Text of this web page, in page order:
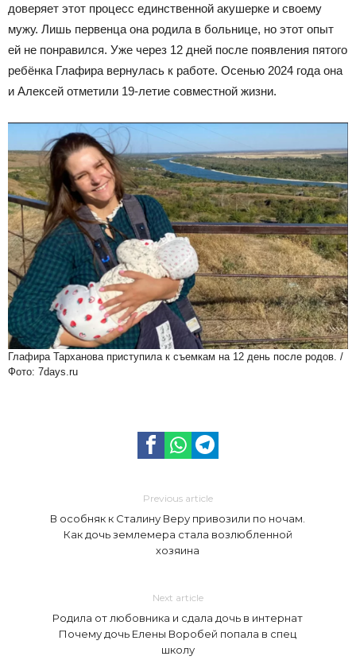
доверяет этот процесс единственной акушерке и своему
мужу. Лишь первенца она родила в больнице, но этот опыт
ей не понравился. Уже через 12 дней после появления пятого
ребёнка Глафира вернулась к работе. Осенью 2024 года она
и Алексей отметили 19-летие совместной жизни.
Глафира Тарханова приступила к съемкам на 12 день после родов. /
Фото: 7days.ru
Previous article
В особняк к Сталину Веру привозили по ночам.
Как дочь землемера стала возлюбленной
хозяина
Next article
Родила от любовника и сдала дочь в интернат
Почему дочь Елены Воробей попала в спец
школу